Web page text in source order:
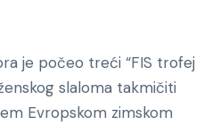
je počeo treći “FIS trofej
slaloma takmičiti
Evropskom zimskom